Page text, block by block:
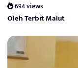
694 views
Oleh Terbit Malut